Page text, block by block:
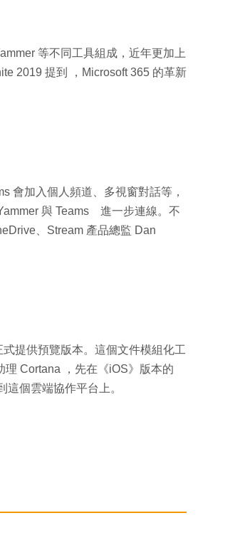
等不同工具組成，近年更加上
2019 提到 ，Microsoft 365 的革新
會加入個人頻道、多視窗對話等，
與 Teams 進一步連線。不
、Stream 產品總監 Dan
提供預覽版本。這個文件模組化工
Cortana ，先在《iOS》版本的
個雲端協作平台上。